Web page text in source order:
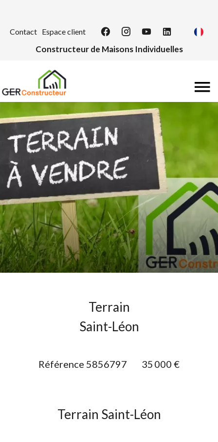
Contact Espace client
Constructeur de Maisons Individuelles
Terrain
Saint-Léon
Référence 5856797 35 000 €
Terrain Saint-Léon